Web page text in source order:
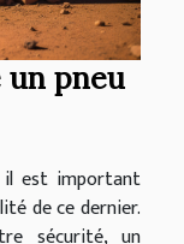
pneu
il est important
de ce dernier.
sécurité, un